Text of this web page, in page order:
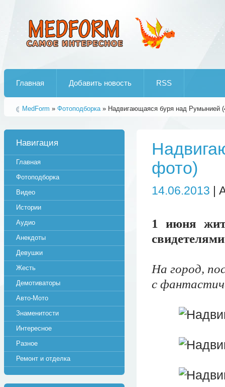
Главная Добавить новость RSS
MedForm » Фотоподборка» Надвигающаяся буря над Румынией
фото)
14.06.2013 |
1 июня
На город,
с
Навигация
Главная
Фотоподборка
Видео
Истории
Аудио
Анекдоты
Девушки
Жесть
Демотиваторы
Авто-Мото
Знаменитости
Интересное
Разное
Ремонт и отделка